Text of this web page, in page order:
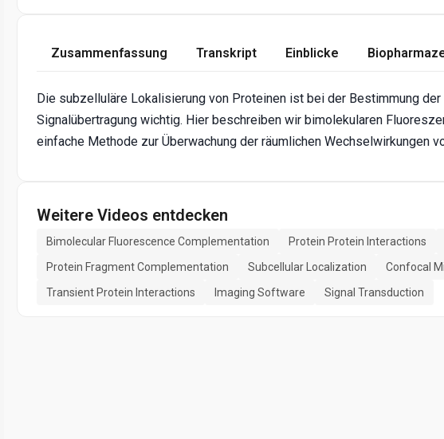
Zusammenfassung Transkript Einblicke
Die subzelluläre Lokalisierung von Proteinen ist bei der Bestimmung
Signalübertragung wichtig. Hier beschreiben wir bimolekularen
einfache Methode zur Überwachung der räumlichen Wechselwirkungen
Weitere Videos entdecken
Bimolecular Fluorescence Complementation Protein Protein Interactions
Protein Fragment Complementation
Subcellular Localization Confocal
Transient Protein Interactions
Imaging Software Signal Transduction